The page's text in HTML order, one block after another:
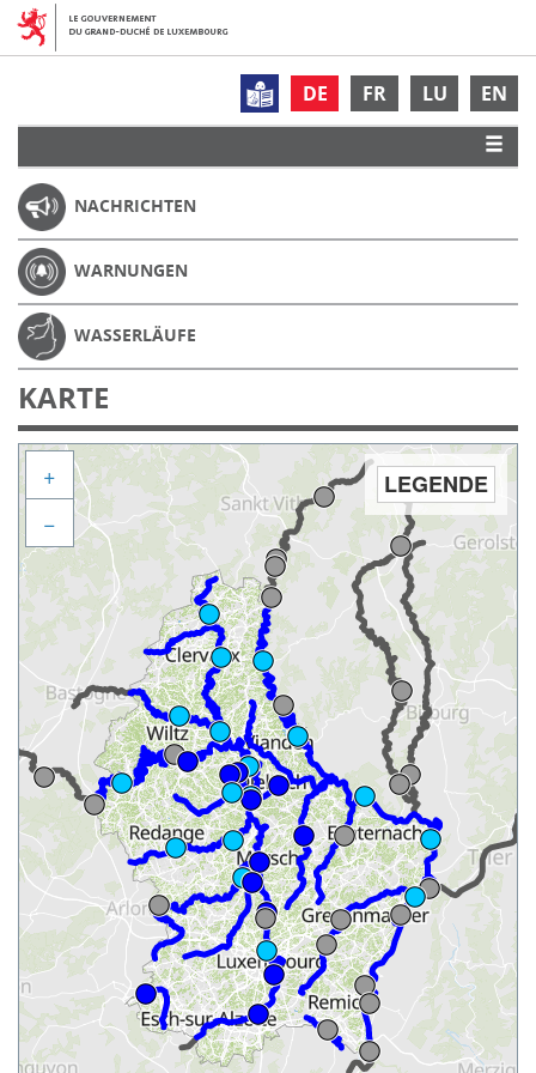
DE FR LU EN
NACHRICHTEN
WARNUNGEN
WASSERLÄUFE
KARTE
LEGENDE
+
−